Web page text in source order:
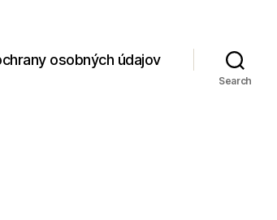
osobných údajov
Search